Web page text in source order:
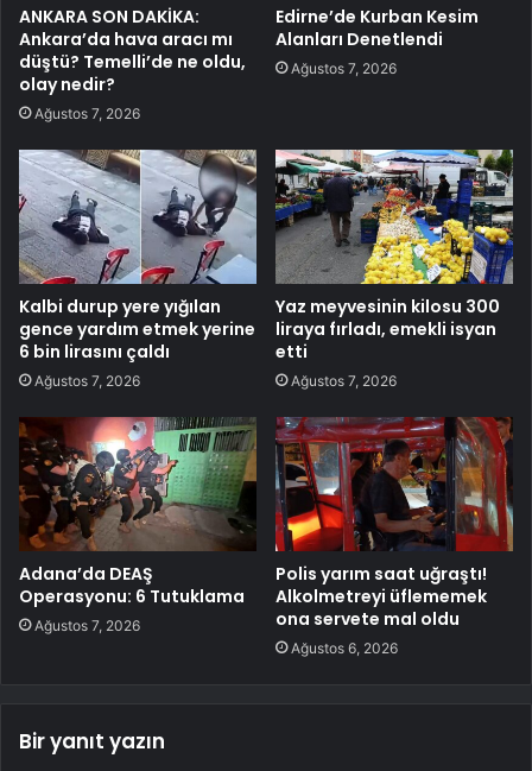
ANKARA SON DAKİKA:
Ankara’da hava aracı mı
düştü? Temelli’de ne oldu,
olay nedir?
Ağustos 7, 2026
Edirne’de Kurban Kesim
Alanları Denetlendi
Ağustos 7, 2026
Kalbi durup yere yığılan
gence yardım etmek yerine
6 bin lirasını çaldı
Ağustos 7, 2026
Yaz meyvesinin kilosu 300
liraya fırladı, emekli isyan
etti
Ağustos 7, 2026
Adana’da DEAŞ
Operasyonu: 6 Tutuklama
Ağustos 7, 2026
Polis yarım saat uğraştı!
Alkolmetreyi üflememek
ona servete mal oldu
Ağustos 6, 2026
Bir yanıt yazın